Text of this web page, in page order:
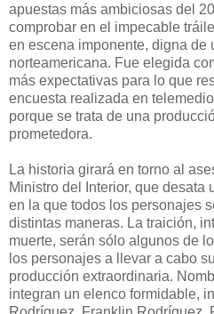
apuestas más ambiciosas del
comprobar en el impecable
en escena imponente, digna de
norteamericana. Fue elegida
más expectativas para lo que
encuesta realizada en
porque se trata de una
prometedora.
La historia girará en torno al
Ministro del Interior, que
en la que todos los personajes
distintas maneras. La traición,
muerte, serán sólo algunos de
los personajes a llevar a cabo
producción extraordinaria.
integran un elenco formidable,